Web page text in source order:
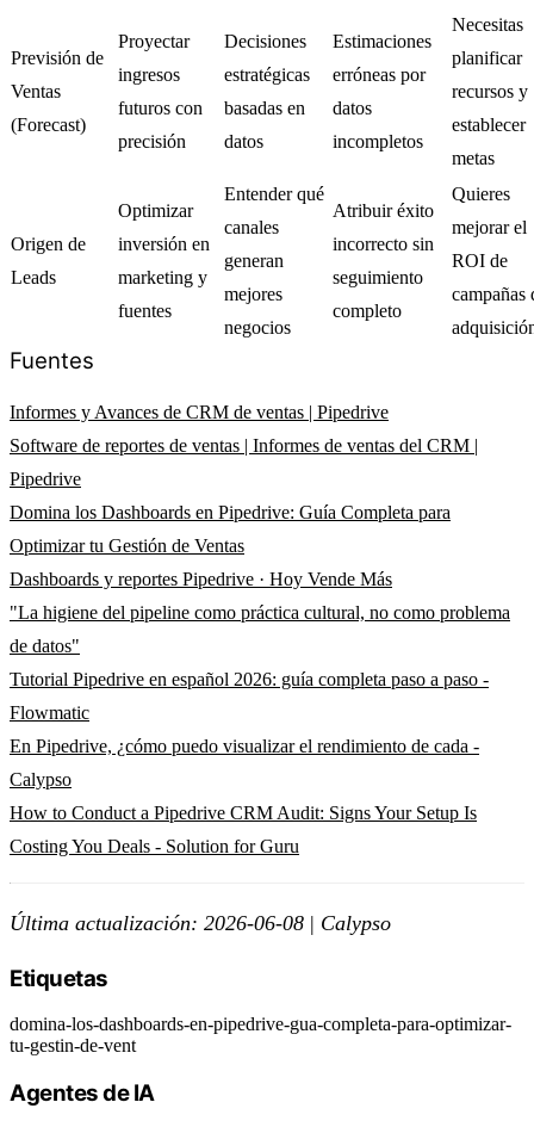
Previsión de
Ventas
(Forecast)
Proyectar
ingresos
futuros con
precisión
Decisiones
estratégicas
basadas en
datos
Estimaciones
erróneas por
datos
incompletos
Necesitas
planificar
recursos y
establecer
metas
Origen de
Leads
Optimizar
inversión en
marketing y
fuentes
Entender qué
canales
generan
mejores
negocios
Atribuir éxito
incorrecto sin
seguimiento
completo
Quieres
mejorar el
ROI de
campañas
Fuentes
Informes y Avances de CRM de ventas | Pipedrive
Software de reportes de ventas | Informes de ventas del CRM |
Pipedrive
Domina los Dashboards en Pipedrive: Guía Completa para
Optimizar tu Gestión de Ventas
Dashboards y reportes Pipedrive · Hoy Vende Más
"La higiene del pipeline como práctica cultural, no como problema
de datos"
Tutorial Pipedrive en español 2026: guía completa paso a paso -
Flowmatic
En Pipedrive, ¿cómo puedo visualizar el rendimiento de cada -
Calypso
How to Conduct a Pipedrive CRM Audit: Signs Your Setup Is
Costing You Deals - Solution for Guru
Última actualización: 2026-06-08 | Calypso
Etiquetas
domina-los-dashboards-en-pipedrive-gua-completa-para-optimizar-
tu-gestin-de-vent
Agentes de IA